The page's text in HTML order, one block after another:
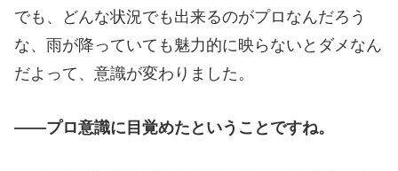
でも、どんな状況でも出来るのがプロなんだろう
な、雨が降っていても魅力的に映らないとダメなん
だよって、意識が変わりました。
——プロ意識に目覚めたということですね。